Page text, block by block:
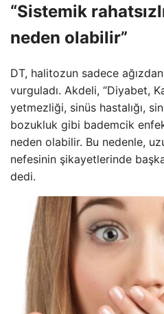
“Sistemik
neden olabilir”
DT, halitozun sadece
vurguladı. Akdeli, “Diyabet,
yetmezliği, sinüs hastalığı,
bozukluk gibi bademcik
neden olabilir. Bu nedenle,
nefesinin şikayetlerinde
dedi.